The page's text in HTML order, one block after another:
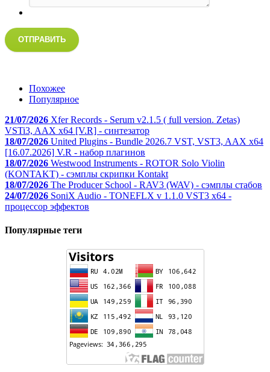
ОТПРАВИТЬ
Похожее
Популярное
21/07/2026 Xfer Records - Serum v2.1.5 ( full version. Zetas)
VSTi3, AAX x64 [V.R] - синтезатор
18/07/2026 United Plugins - Bundle 2026.7 VST, VST3, AAX x64
[16.07.2026] V.R - набор плагинов
18/07/2026 Westwood Instruments - ROTOR Solo Violin
(KONTAKT) - сэмплы скрипки Kontakt
18/07/2026 The Producer School - RAV3 (WAV) - сэмплы стабов
24/07/2026 SoniX Audio - TONEFLX v 1.1.0 VST3 x64 -
процессор эффектов
Популярные теги